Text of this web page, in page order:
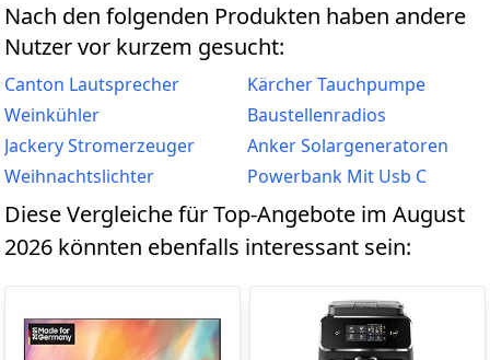
Nach den folgenden Produkten haben andere
Nutzer vor kurzem gesucht:
Canton Lautsprecher
Kärcher Tauchpumpe
Weinkühler
Baustellenradios
Jackery Stromerzeuger
Anker Solargeneratoren
Weihnachtslichter
Powerbank Mit Usb C
Diese Vergleiche für Top-Angebote im August
2026 könnten ebenfalls interessant sein: